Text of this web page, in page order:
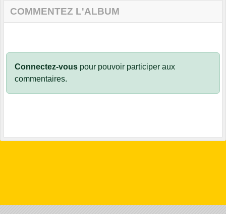
COMMENTEZ L'ALBUM
Connectez-vous pour pouvoir participer aux
commentaires.